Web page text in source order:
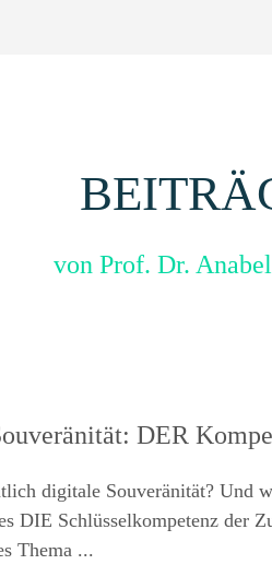
von Prof. Dr.
DER
digitale Souveränität? Und
DIE Schlüsselkompetenz
Thema ...